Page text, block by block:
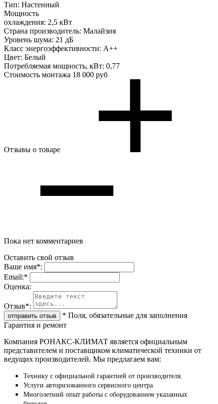
Тип: Настенный
Мощность
охлаждения: 2,5 кВт
Страна производитель: Малайзия
Уровень шума: 21 дБ
Класс энергоэффективности: A++
Цвет: Белый
Потребляемая мощность, кВт: 0,77
Стоимость монтажа 18 000 руб
Отзывы о товаре
Пока нет комментариев
Оставить свой отзыв
Ваше имя*:
Email:*
Oценка:
Отзыв*:
* Поля, обязательные для заполнения
Гарантия и ремонт
Компания РОНАКС-КЛИМАТ является официальным
представителем и поставщиком климатической техники от
ведущих производителей. Мы предлагаем вам:
Технику с официальной гарантией от производителя.
Услуги авторизованного сервисного центра.
Многолетний опыт работы с оборудованием указанных